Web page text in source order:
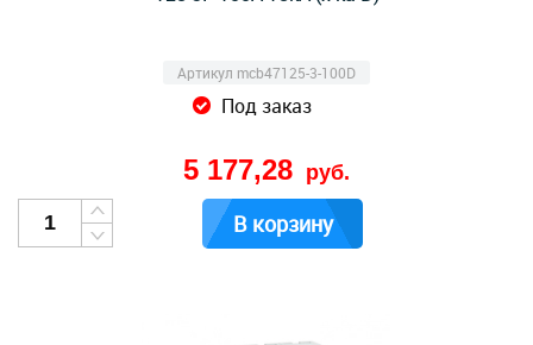
Артикул mcb47125-3-100D
Под заказ
5 177,28 руб.
В корзину